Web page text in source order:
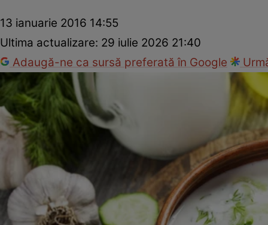
13 ianuarie 2016 14:55
Ultima actualizare: 29 iulie 2026 21:40
Adaugă-ne ca sursă preferată în Google